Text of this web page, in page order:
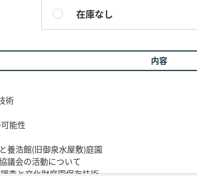
在庫なし
内容
術
能性
養浩館(旧御泉水屋敷)庭園
議会の活動について
査と文化財庭園保存技術